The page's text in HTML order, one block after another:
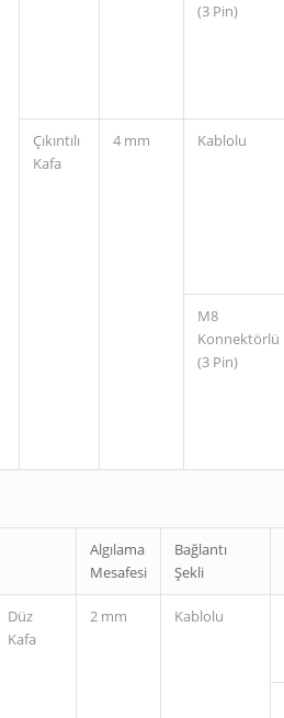
(3 Pin)
Çıkıntılı
Kafa
4 mm Kablolu
M8
Konnektörlü
(3 Pin)
Algılama
Mesafesi
Bağlantı
Şekli
Düz
Kafa
2 mm Kablolu